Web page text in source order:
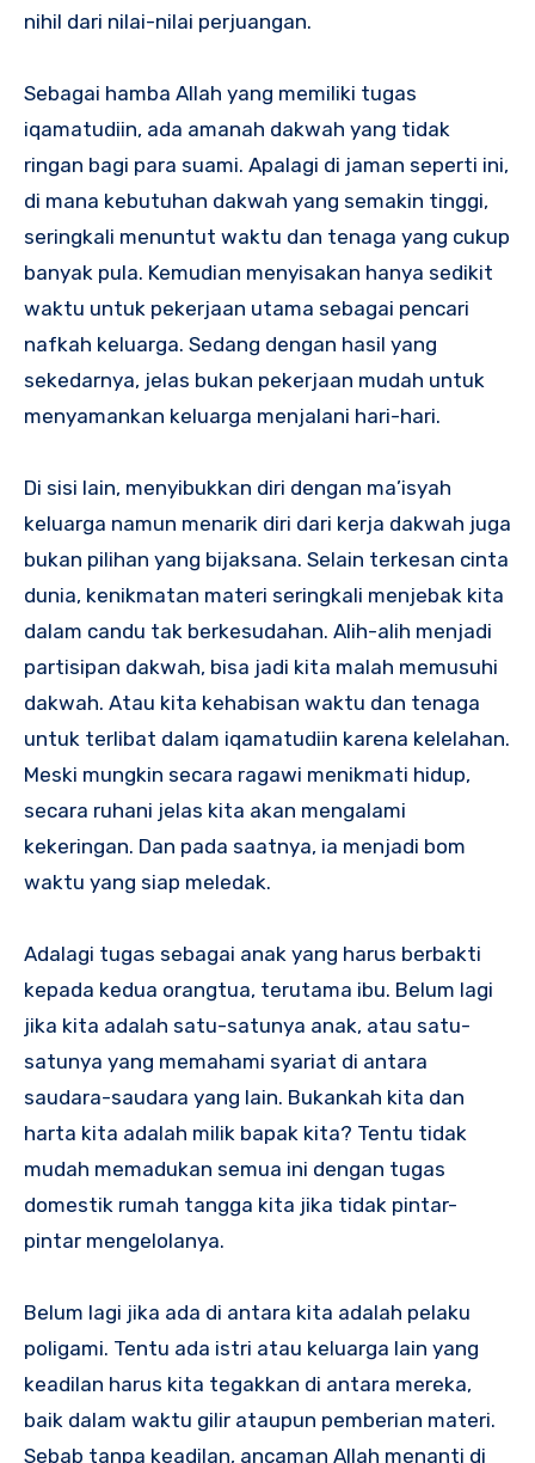
nihil dari nilai-nilai perjuangan.
Sebagai hamba Allah yang memiliki tugas
iqamatudiin, ada amanah dakwah yang tidak
ringan bagi para suami. Apalagi di jaman seperti ini,
di mana kebutuhan dakwah yang semakin tinggi,
seringkali menuntut waktu dan tenaga yang cukup
banyak pula. Kemudian menyisakan hanya sedikit
waktu untuk pekerjaan utama sebagai pencari
nafkah keluarga. Sedang dengan hasil yang
sekedarnya, jelas bukan pekerjaan mudah untuk
menyamankan keluarga menjalani hari-hari.
Di sisi lain, menyibukkan diri dengan ma’isyah
keluarga namun menarik diri dari kerja dakwah juga
bukan pilihan yang bijaksana. Selain terkesan cinta
dunia, kenikmatan materi seringkali menjebak kita
dalam candu tak berkesudahan. Alih-alih menjadi
partisipan dakwah, bisa jadi kita malah memusuhi
dakwah. Atau kita kehabisan waktu dan tenaga
untuk terlibat dalam iqamatudiin karena kelelahan.
Meski mungkin secara ragawi menikmati hidup,
secara ruhani jelas kita akan mengalami
kekeringan. Dan pada saatnya, ia menjadi bom
waktu yang siap meledak.
Adalagi tugas sebagai anak yang harus berbakti
kepada kedua orangtua, terutama ibu. Belum lagi
jika kita adalah satu-satunya anak, atau satu-
satunya yang memahami syariat di antara
saudara-saudara yang lain. Bukankah kita dan
harta kita adalah milik bapak kita? Tentu tidak
mudah memadukan semua ini dengan tugas
domestik rumah tangga kita jika tidak pintar-
pintar mengelolanya.
Belum lagi jika ada di antara kita adalah pelaku
poligami. Tentu ada istri atau keluarga lain yang
keadilan harus kita tegakkan di antara mereka,
baik dalam waktu gilir ataupun pemberian materi.
Sebab tanpa keadilan, ancaman Allah menanti di